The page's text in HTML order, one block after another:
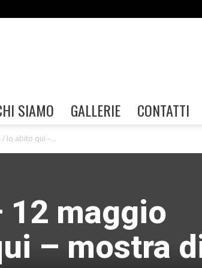
SIAMO GALLERIE CONTATTI
Io abito qui –...
12 maggio
– mostra